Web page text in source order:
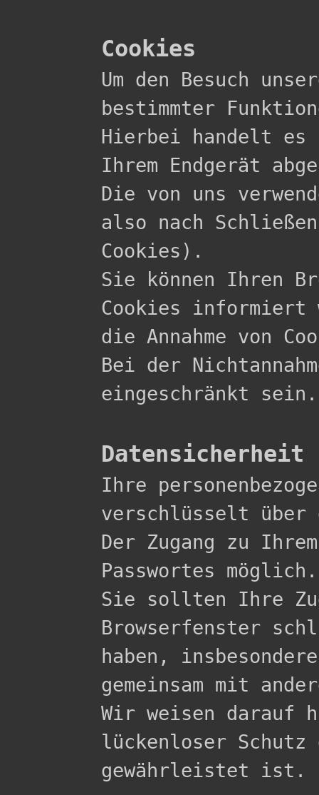
Cookies
Um den Besuch
bestimmter
Hierbei handelt
Ihrem Endgerät
Die von uns
also nach
Cookies).
Sie können Ihren
Cookies informiert
die Annahme von
Bei der
eingeschränkt sein.
Datensicherheit
Ihre
verschlüsselt über
Der Zugang zu
Passwortes möglich.
Sie sollten Ihre
Browserfenster
haben,
gemeinsam mit
Wir weisen darauf
lückenloser
gewährleistet ist.